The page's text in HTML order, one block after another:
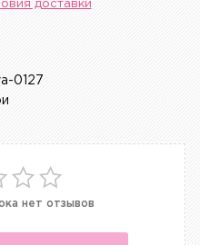
доставки
0127
нет отзывов